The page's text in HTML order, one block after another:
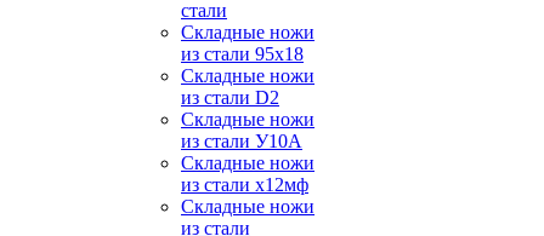
стали
Складные ножи
из стали 95х18
Складные ножи
из стали D2
Складные ножи
из стали У10А
Складные ножи
из стали х12мф
Складные ножи
из стали